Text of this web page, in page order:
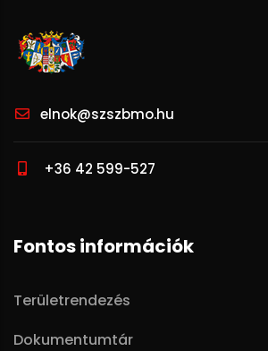
elnok@szszbmo.hu
+36 42 599-527
Fontos információk
Területrendezés
Dokumentumtár